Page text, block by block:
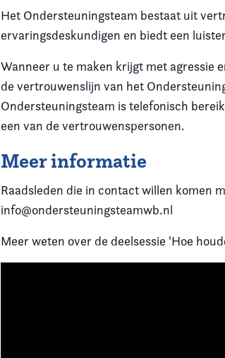
Het Ondersteuningsteam bestaat uit
ervaringsdeskundigen en biedt een
Wanneer u te maken krijgt met agressie
de vertrouwenslijn van het
Ondersteuningsteam is telefonisch
een van de vertrouwenspersonen.
Meer informatie
Raadsleden die in contact willen komen
info@ondersteuningsteamwb.nl
Meer weten over de deelsessie 'Hoe